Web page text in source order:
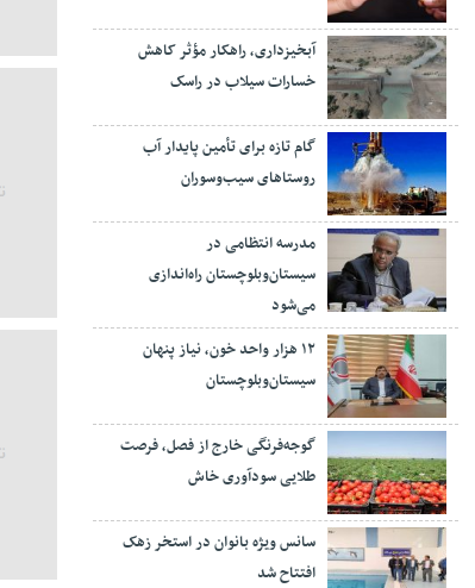
آبخیزداری، راهکار مؤثر کاهش
خسارات سیلاب در راسک
گام تازه برای تأمین پایدار آب
روستاهای سیب‌وسوران
مدرسه انتظامی در
سیستان‌وبلوچستان راه‌اندازی
می‌شود
۱۲ هزار واحد خون، نیاز پنهان
سیستان‌وبلوچستان
گوجه‌فرنگی خارج از فصل، فرصت
طلایی سودآوری خاش
سانس ویژه بانوان در استخر زهک
افتتاح شد